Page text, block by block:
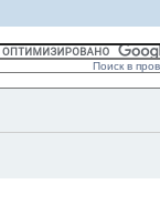
Поиск в